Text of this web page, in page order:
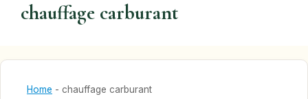
chauffage carburant
Home - chauffage carburant